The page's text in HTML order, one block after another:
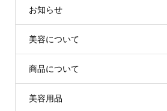
お知らせ
美容について
商品について
美容用品